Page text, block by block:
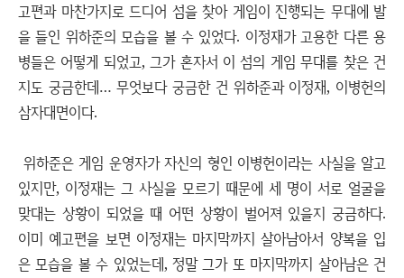
고편과 마찬가지로 드디어 섬을 찾아 게임이 진행되는 무대에 발
을 들인 위하준의 모습을 볼 수 있었다. 이정재가 고용한 다른 용
병들은 어떻게 되었고, 그가 혼자서 이 섬의 게임 무대를 찾은 건
지도 궁금한데… 무엇보다 궁금한 건 위하준과 이정재, 이병헌의
삼자대면이다.
위하준은 게임 운영자가 자신의 형인 이병헌이라는 사실을 알고
있지만, 이정재는 그 사실을 모르기 때문에 세 명이 서로 얼굴을
맞대는 상황이 되었을 때 어떤 상황이 벌어져 있을지 궁금하다.
이미 예고편을 보면 이정재는 마지막까지 살아남아서 양복을 입
은 모습을 볼 수 있었는데, 정말 그가 또 마지막까지 살아남은 건